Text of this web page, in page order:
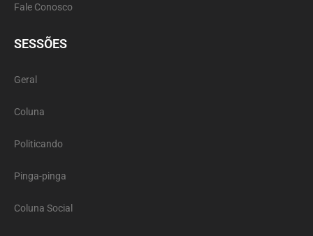
Fale Conosco
SESSÕES
Geral
Coluna
Politicando
Pinga-pinga
Coluna Social